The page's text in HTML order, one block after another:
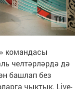
командасы
челтәрләрдә дә
башлап без
чыктык. Live-